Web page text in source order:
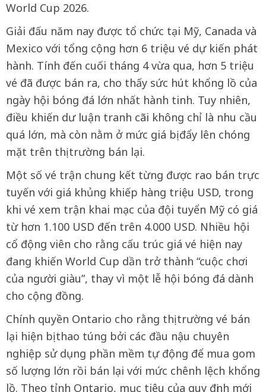
World Cup 2026.
Giải đấu năm nay được tổ chức tại Mỹ, Canada và
Mexico với tổng cộng hơn 6 triệu vé dự kiến phát
hành. Tính đến cuối tháng 4 vừa qua, hơn 5 triệu
vé đã được bán ra, cho thấy sức hút khổng lồ của
ngày hội bóng đá lớn nhất hành tinh. Tuy nhiên,
điều khiến dư luận tranh cãi không chỉ là nhu cầu
quá lớn, mà còn nằm ở mức giá bị đẩy lên chóng
mặt trên thị trường bán lại.
Một số vé trận chung kết từng được rao bán trực
tuyến với giá khủng khiếp hàng triệu USD, trong
khi vé xem trận khai mạc của đội tuyển Mỹ có giá
từ hơn 1.100 USD đến trên 4.000 USD. Nhiều hội
cổ động viên cho rằng cấu trúc giá vé hiện nay
đang khiến World Cup dần trở thành “cuộc chơi
của người giàu”, thay vì một lễ hội bóng đá dành
cho cộng đồng.
Chính quyền Ontario cho rằng thị trường vé bán
lại hiện bị thao túng bởi các đầu nậu chuyên
nghiệp sử dụng phần mềm tự động để mua gom
số lượng lớn rồi bán lại với mức chênh lệch khổng
lồ. Theo tỉnh Ontario, mục tiêu của quy định mới